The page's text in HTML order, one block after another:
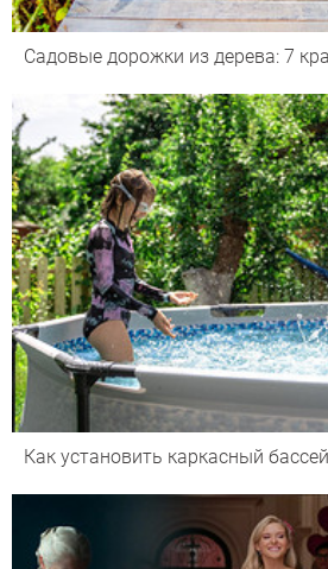
Садовые дорожки из дерева: 7
Как установить каркасный